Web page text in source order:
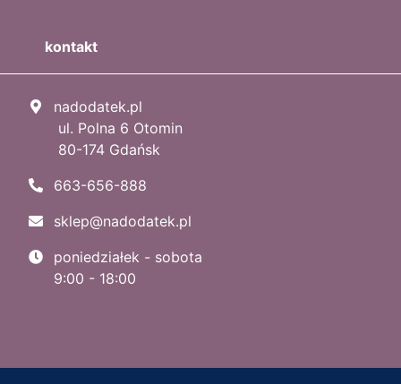
kontakt
nadodatek.pl
ul. Polna 6 Otomin
80-174 Gdańsk
663-656-888
sklep@nadodatek.pl
poniedziałek - sobota
9:00 - 18:00